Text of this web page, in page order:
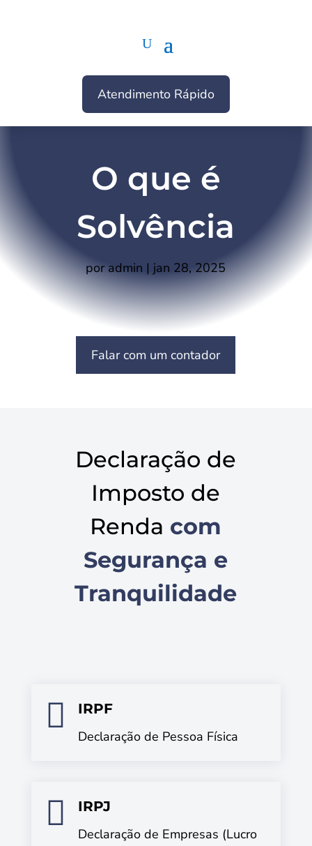
Atendimento Rápido
O que é
Solvência
poradmin | jan 28, 2025
Falar com um contador
Declaração de
Imposto de
Renda com
Segurança e
Tranquilidade

IRPF
Declaração de Pessoa Física

IRPJ
Declaração de Empresas (Lucro